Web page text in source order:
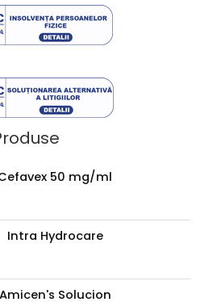
50 mg/ml
Intra Hydrocare
Amicen's Solucion